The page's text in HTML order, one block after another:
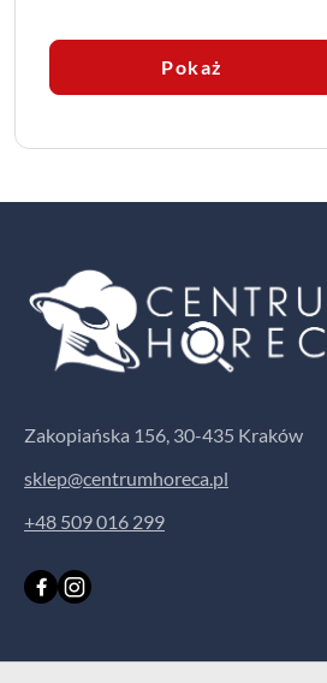
Pokaż
Zakopiańska 156, 30-435 Kraków
sklep@centrumhoreca.pl
+48 509 016 299